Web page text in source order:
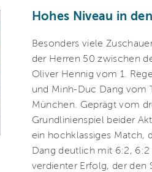
Hohes Niveau in
Besonders viele
der Herren 50 zwischen
Oliver Hennig vom 1.
und Minh-Duc Dang vom
München. Geprägt vom
Grundlinienspiel beider
ein hochklassiges Match,
Dang deutlich mit 6:2, 6:2
verdienter Erfolg, der den